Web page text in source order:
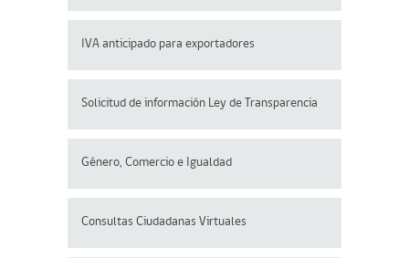
IVA anticipado para exportadores
Solicitud de información Ley de Transparencia
Género, Comercio e Igualdad
Consultas Ciudadanas Virtuales